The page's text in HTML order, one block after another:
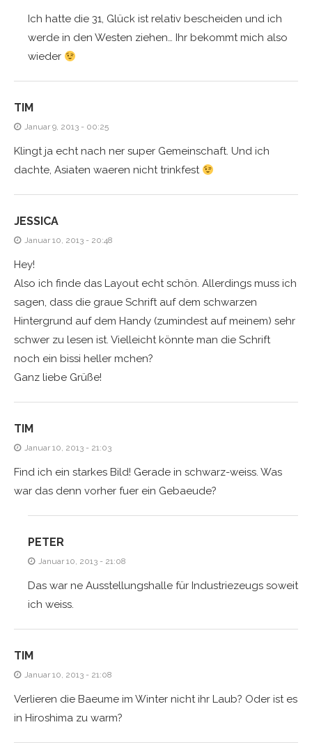
Ich hatte die 31, Glück ist relativ bescheiden und ich
werde in den Westen ziehen… Ihr bekommt mich also
wieder
TIM
Januar 9, 2013 - 00:25
Klingt ja echt nach ner super Gemeinschaft. Und ich
dachte, Asiaten waeren nicht trinkfest
JESSICA
Januar 10, 2013 - 20:48
Hey!
Also ich finde das Layout echt schön. Allerdings muss ich
sagen, dass die graue Schrift auf dem schwarzen
Hintergrund auf dem Handy (zumindest auf meinem) sehr
schwer zu lesen ist. Vielleicht könnte man die Schrift
noch ein bissi heller mchen?
Ganz liebe Grüße!
TIM
Januar 10, 2013 - 21:03
Find ich ein starkes Bild! Gerade in schwarz-weiss. Was
war das denn vorher fuer ein Gebaeude?
PETER
Januar 10, 2013 - 21:08
Das war ne Ausstellungshalle für Industriezeugs soweit
ich weiss.
TIM
Januar 10, 2013 - 21:08
Verlieren die Baeume im Winter nicht ihr Laub? Oder ist es
in Hiroshima zu warm?